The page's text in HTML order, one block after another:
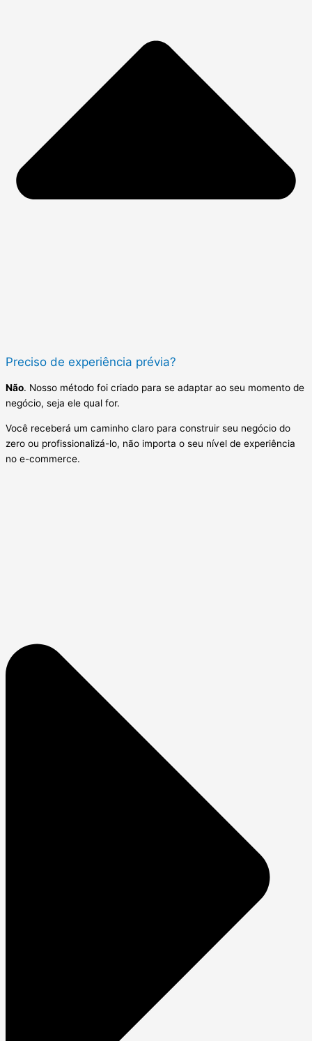
Preciso de experiência prévia?
Não. Nosso método foi criado para se adaptar ao seu momento de
negócio, seja ele qual for.
Você receberá um caminho claro para construir seu negócio do
zero ou profissionalizá-lo, não importa o seu nível de experiência
no e-commerce.